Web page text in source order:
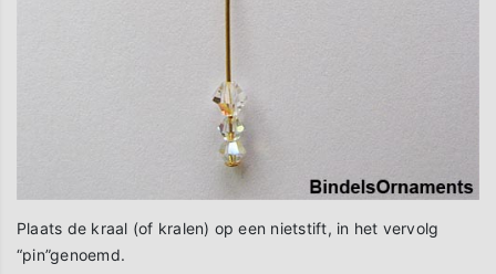
Plaats de kraal (of kralen) op een nietstift, in het vervolg
“pin”genoemd.